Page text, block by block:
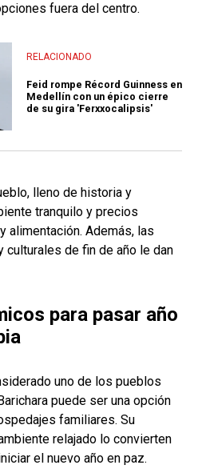
fuera del centro.
RELACIONADO
Feid rompe Récord Guinness en
Medellín con un épico cierre
de su gira 'Ferxxocalipsis'
lleno de historia y
tranquilo y precios
alimentación. Además, las
de fin de año le dan
para pasar año
uno de los pueblos
puede ser una opción
familiares. Su
relajado lo convierten
el nuevo año en paz.